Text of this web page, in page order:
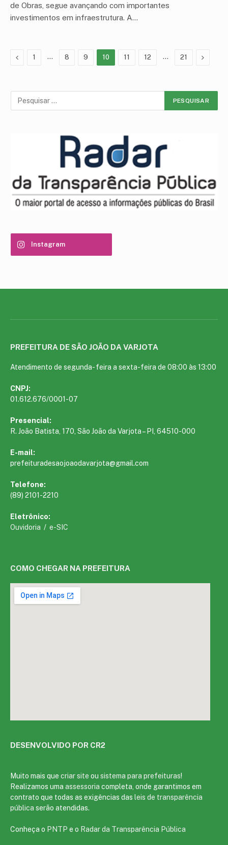
de Obras, segue avançando com importantes
investimentos em infraestrutura. A…
Anterior
1 … 8 9 10 11 12 … 21 Proximo
Instagram
PREFEITURA DE SÃO JOÃO DA VARJOTA
Atendimento de segunda- feira a sexta-feira de 08:00 às 13:00
CNPJ:
01.612.676/0001-07
Presencial:
R. João Batista, 170, São João da Varjota – PI, 64510-000
E-mail:
prefeituradesaojoaodavarjota@gmail.com
Telefone:
(89) 2101-2210
Eletrônico:
Ouvidoria / e-SIC
COMO CHEGAR NA PREFEITURA
DESENVOLVIDO POR CR2
Muito mais que criar site ou sistema para prefeituras!
Realizamos uma assessoria completa, onde garantimos em
contrato que todas as exigências das leis de transparência
pública serão atendidas.
Conheça o PNTP e o Radar da Transparência Pública